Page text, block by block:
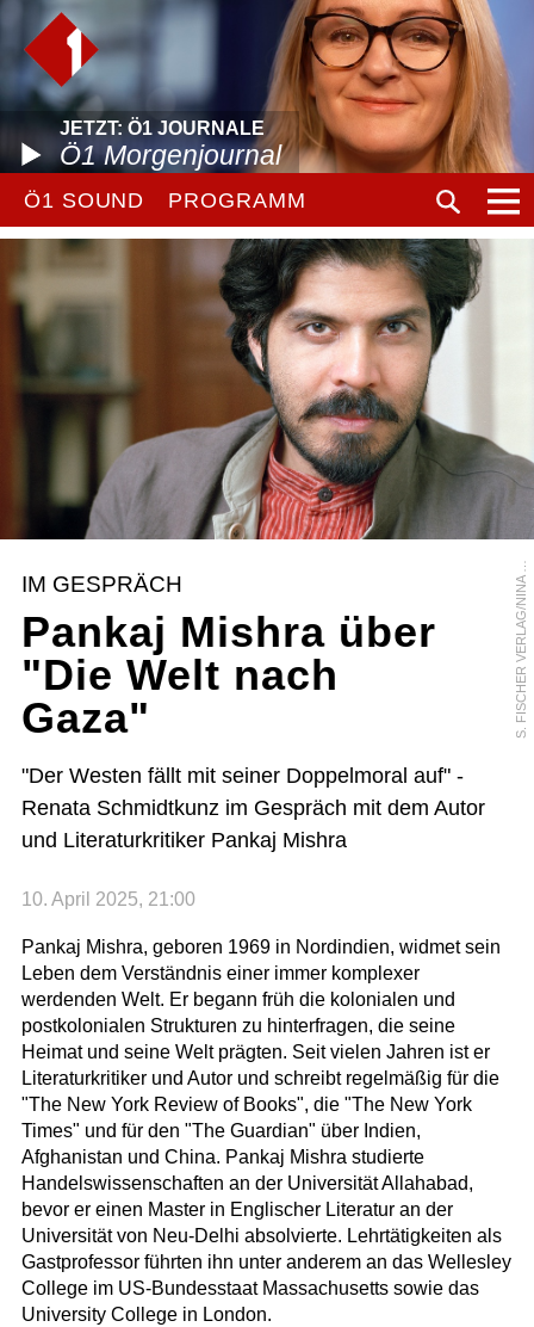
JETZT: Ö1 JOURNALE
Ö1 Morgenjournal
Ö1 SOUND PROGRAMM
S
.
F
I
S
C
H
E
R
V
E
R
L
A
G
/
N
I
N
A
S
U
B
I
N
IM GESPRÄCH
Pankaj Mishra über
"Die Welt nach
Gaza"
"Der Westen fällt mit seiner Doppelmoral auf" -
Renata Schmidtkunz im Gespräch mit dem Autor
und Literaturkritiker Pankaj Mishra
10. April 2025, 21:00
Pankaj Mishra, geboren 1969 in Nordindien, widmet sein
Leben dem Verständnis einer immer komplexer
werdenden Welt. Er begann früh die kolonialen und
postkolonialen Strukturen zu hinterfragen, die seine
Heimat und seine Welt prägten. Seit vielen Jahren ist er
Literaturkritiker und Autor und schreibt regelmäßig für die
"The New York Review of Books", die "The New York
Times" und für den "The Guardian" über Indien,
Afghanistan und China. Pankaj Mishra studierte
Handelswissenschaften an der Universität Allahabad,
bevor er einen Master in Englischer Literatur an der
Universität von Neu-Delhi absolvierte. Lehrtätigkeiten als
Gastprofessor führten ihn unter anderem an das Wellesley
College im US-Bundesstaat Massachusetts sowie das
University College in London.